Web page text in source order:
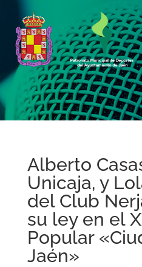
Alberto
Unicaja, y
del Club
su ley en el
Popular
Jaén»